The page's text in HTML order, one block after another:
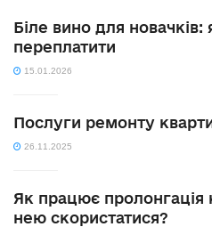
Біле вино для новачків:
переплатити
15.01.2026
Послуги ремонту
26.11.2025
Як працює пролонгація
нею скористатися?